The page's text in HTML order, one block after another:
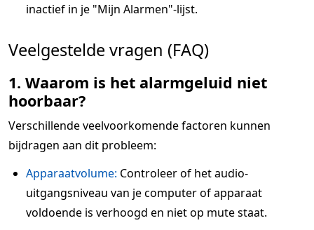
inactief in je "Mijn Alarmen"-lijst.
Veelgestelde vragen (FAQ)
1. Waarom is het alarmgeluid niet
hoorbaar?
Verschillende veelvoorkomende factoren kunnen
bijdragen aan dit probleem:
Apparaatvolume: Controleer of het audio-
uitgangsniveau van je computer of apparaat
voldoende is verhoogd en niet op mute staat.